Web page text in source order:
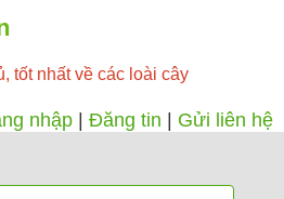
tốt nhất về các loài cây
nhập Đăng tin Gửi liên hệ